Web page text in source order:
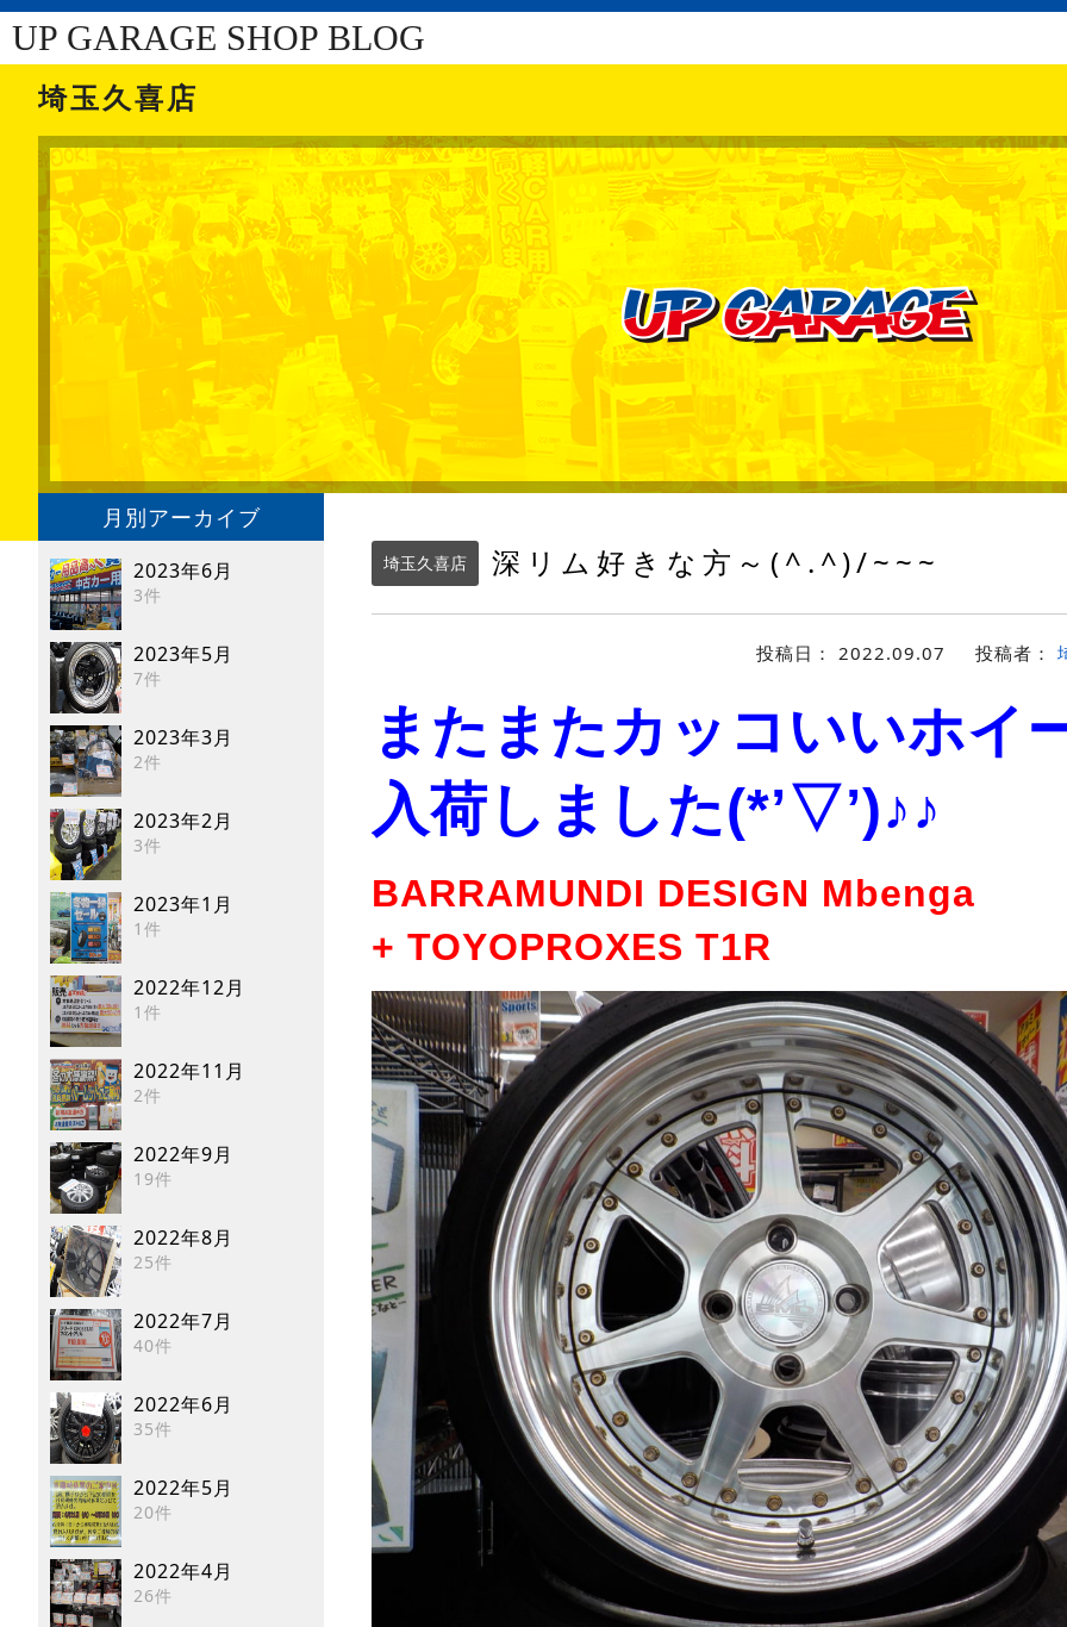
UP GARAGE SHOP BLOG
埼玉久喜店
月別アーカイブ
2023年6月
3件
2023年5月
7件
2023年3月
2件
2023年2月
3件
2023年1月
1件
2022年12月
1件
2022年11月
2件
2022年9月
19件
2022年8月
25件
2022年7月
40件
2022年6月
35件
2022年5月
20件
2022年4月
26件
埼玉久喜店 深リム好きな方～(^.^)/~~~
投稿日： 2022.09.07 投稿者：
またまたカッコいいホイ
入荷しました(*’▽’)♪♪
BARRAMUNDI DESIGN Mbenga
+ TOYOPROXES T1R